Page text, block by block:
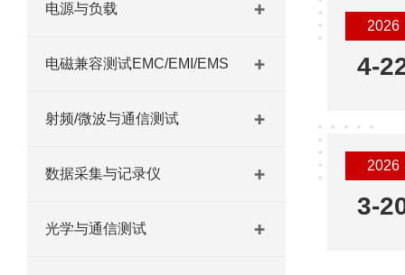
电源与负载
电磁兼容测试EMC/EMI/EMS
射频/微波与通信测试
数据采集与记录仪
光学与通信测试
2026
4-
2026
3-